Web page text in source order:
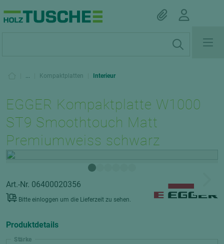
... Kompaktplatten Interieur
EGGER Kompaktplatte W1000
ST9 Smoothtouch Matt
Premiumweiss schwarz
Art.-Nr. 06400020356
Bitte einloggen um die Lieferzeit zu sehen.
Produktdetails
Stärke